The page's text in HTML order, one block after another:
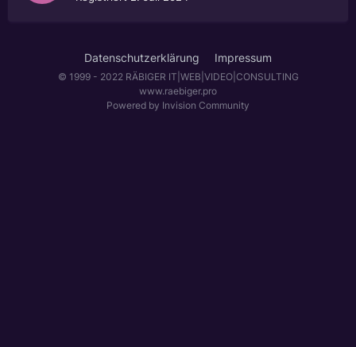
Datenschutzerklärung Impressum
© 1999 - 2022 RÄBIGER IT|WEB|VIDEO|CONSULTING
www.raebiger.pro
Powered by Invision Community